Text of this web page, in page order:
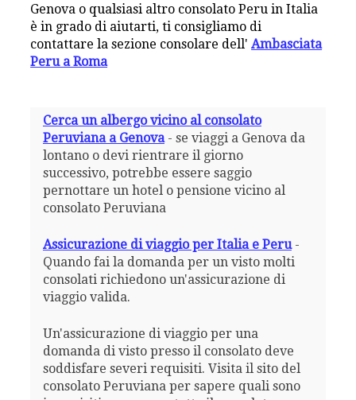
Genova o qualsiasi altro consolato Peru in Italia
è in grado di aiutarti, ti consigliamo di
contattare la sezione consolare dell'Ambasciata
Peru a Roma
Cerca un albergo vicino al consolato
Peruviana a Genova- se viaggi a Genova da
lontano o devi rientrare il giorno
successivo, potrebbe essere saggio
pernottare un hotel o pensione vicino al
consolato Peruviana
Assicurazione di viaggio per Italia e Peru-
Quando fai la domanda per un visto molti
consolati richiedono un'assicurazione di
viaggio valida.
Un'assicurazione di viaggio per una
domanda di visto presso il consolato deve
soddisfare severi requisiti. Visita il sito del
consolato Peruviana per sapere quali sono